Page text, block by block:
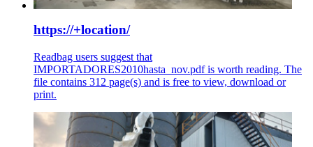
https://+location/
Readbag users suggest that
IMPORTADORES2010hasta_nov.pdf is worth reading. The
file contains 312 page(s) and is free to view, download or
print.